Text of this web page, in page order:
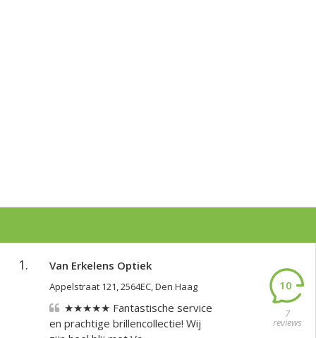
1. Van Erkelens Optiek
Appelstraat 121, 2564EC, Den Haag 10
7
reviews
★★★★★ Fantastische service
en prachtige brillencollectie! Wij